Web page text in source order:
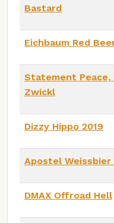
Bastard
Eichbaum Red
Statement Peace,
Zwickl
Dizzy Hippo 2019
Apostel Weissbier
DMAX Offroad Hell